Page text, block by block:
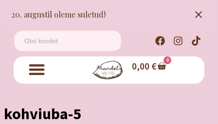
20. augustil oleme suletud!
0,00 € 0
kohviuba-5